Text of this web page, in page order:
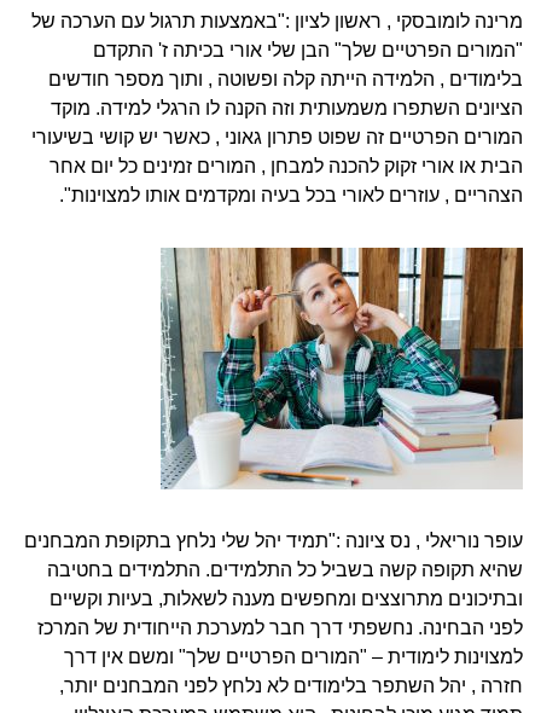
מרינה לומובסקי , ראשון לציון :"באמצעות תרגול עם הערכה של
"המורים הפרטיים שלך" הבן שלי אורי בכיתה ז' התקדם
בלימודים , הלמידה הייתה קלה ופשוטה , ותוך מספר חודשים
הציונים השתפרו משמעותית וזה הקנה לו הרגלי למידה. מוקד
המורים הפרטיים זה שפוט פתרון גאוני , כאשר יש קושי בשיעורי
הבית או אורי זקוק להכנה למבחן , המורים זמינים כל יום אחר
הצהריים , עוזרים לאורי בכל בעיה ומקדמים אותו למצוינות".
עופר נוריאלי , נס ציונה :"תמיד יהל שלי נלחץ בתקופת המבחנים
שהיא תקופה קשה בשביל כל התלמידים. התלמידים בחטיבה
ובתיכונים מתרוצצים ומחפשים מענה לשאלות, בעיות וקשיים
לפני הבחינה. נחשפתי דרך חבר למערכת הייחודית של המרכז
למצוינות לימודית – "המורים הפרטיים שלך" ומשם אין דרך
חזרה , יהל השתפר בלימודים לא נלחץ לפני המבחנים יותר,